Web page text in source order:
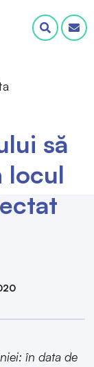
să
locul
în data de